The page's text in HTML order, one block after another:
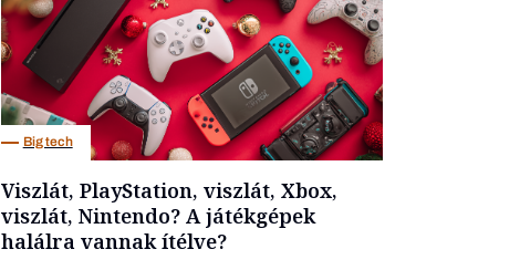
Big tech
Viszlát, PlayStation, viszlát, Xbox,
viszlát, Nintendo? A játékgépek
halálra vannak ítélve?